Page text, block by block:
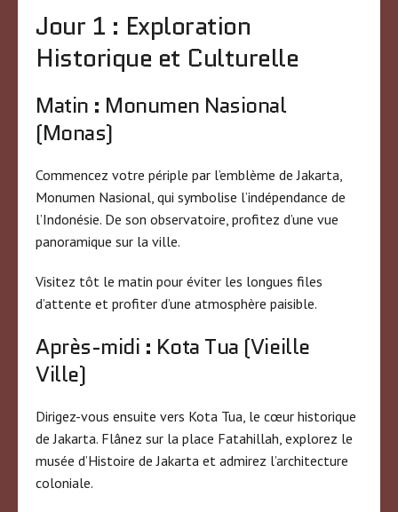
Jour 1 : Exploration
Historique et Culturelle
Matin : Monumen Nasional
(Monas)
Commencez votre périple par l’emblème de Jakarta,
Monumen Nasional, qui symbolise l’indépendance de
l’Indonésie. De son observatoire, profitez d’une vue
panoramique sur la ville.
Visitez tôt le matin pour éviter les longues files
d’attente et profiter d’une atmosphère paisible.
Après-midi : Kota Tua (Vieille
Ville)
Dirigez-vous ensuite vers Kota Tua, le cœur historique
de Jakarta. Flânez sur la place Fatahillah, explorez le
musée d’Histoire de Jakarta et admirez l’architecture
coloniale.